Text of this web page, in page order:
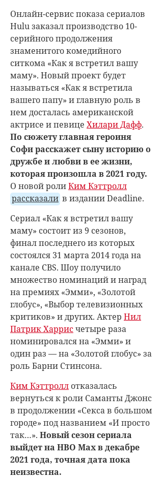
Онлайн-сервис показа сериалов
Hulu заказал производство 10-
серийного продолжения
знаменитого комедийного
ситкома «Как я встретил вашу
маму». Новый проект будет
называться «Как я встретила
вашего папу» и главную роль в
нем досталась американской
актрисе и певице Хилари Дафф.
По сюжету главная героиня
Софи расскажет сыну историю о
дружбе и любви в ее жизни,
которая произошла в 2021 году.
О новой ролиКим Кэттролл
рассказали в издании Deadline.
Сериал «Как я встретил вашу
маму» состоит из 9 сезонов,
финал последнего из которых
состоялся 31 марта 2014 года на
канале CBS. Шоу получило
множество номинаций и наград
на премиях «Эмми», «Золотой
глобус», «Выбор телевизионных
критиков» и других. Актер Нил
Патрик Харрисчетыре раза
номинировался на «Эмми» и
один раз — на «Золотой глобус» за
роль Барни Стинсона.
Ким Кэттролл отказалась
вернуться к роли Саманты Джонс
в продолжении «Секса в большом
городе» под названием «И просто
так…». Новый сезон сериала
выйдет на HBO Max в декабре
2021 года, точная дата пока
неизвестна.